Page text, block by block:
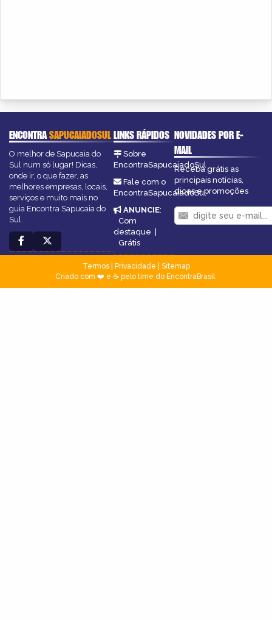
ENCONTRASAPUCAIADOSUL
O melhor de Sapucaia do
Sul num só lugar! Dicas,
onde ir, o que fazer, as
melhores empresas, locais,
serviços e muito mais no
guia Encontra Sapucaia do
Sul.
LINKS RÁPIDOS
Sobre
EncontraSapucaiadoSul
Fale com o
EncontraSapucaiadoSul
ANUNCIE:
Com
destaque |
Grátis
NOVIDADES POR E-
MAIL
Receba grátis as
principais notícias,
dicas e promoções
Termos| Privacidade
Sitemap
Criado com ❤️ e ☕ pelo time do EncontraBrasil